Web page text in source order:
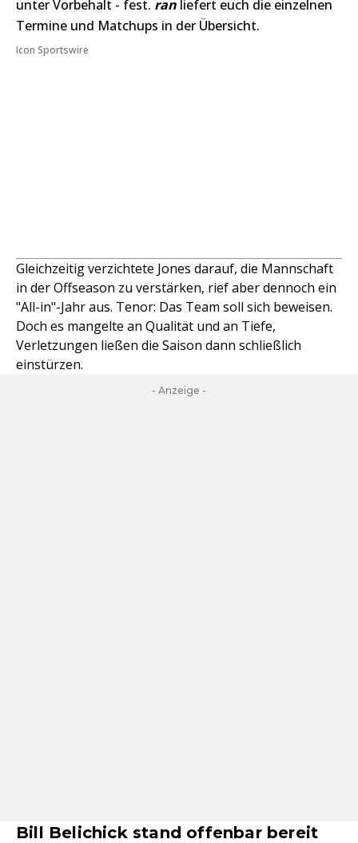
unter Vorbehalt - fest. ran liefert euch die einzelnen
Termine und Matchups in der Übersicht.
Icon Sportswire
Gleichzeitig verzichtete Jones darauf, die Mannschaft
in der Offseason zu verstärken, rief aber dennoch ein
"All-in"-Jahr aus. Tenor: Das Team soll sich beweisen.
Doch es mangelte an Qualität und an Tiefe,
Verletzungen ließen die Saison dann schließlich
einstürzen.
- Anzeige -
Bill Belichick stand offenbar bereit